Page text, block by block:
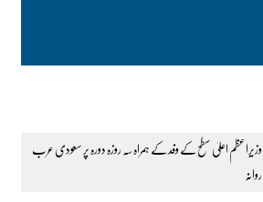
وزیراعظم اعلیٰ سطح کے وفد کے ہمراہ سہ روزہ دورہ پر سعودی عرب
روانہ